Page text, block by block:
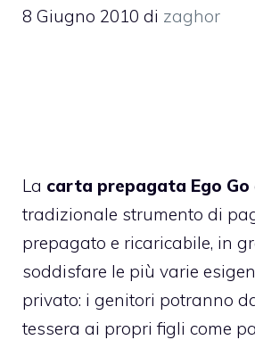
8 Giugno 2010 di zaghor
La carta prepagata Ego Go
tradizionale strumento di
prepagato e ricaricabile, in
soddisfare le più varie
privato: i genitori potranno
tessera ai propri figli come